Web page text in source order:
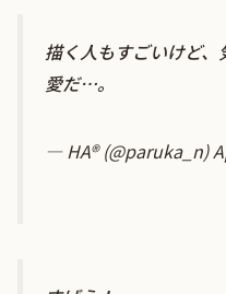
描く人もすごいけど
愛だ…。
— HA®︎ (@paruka_n)